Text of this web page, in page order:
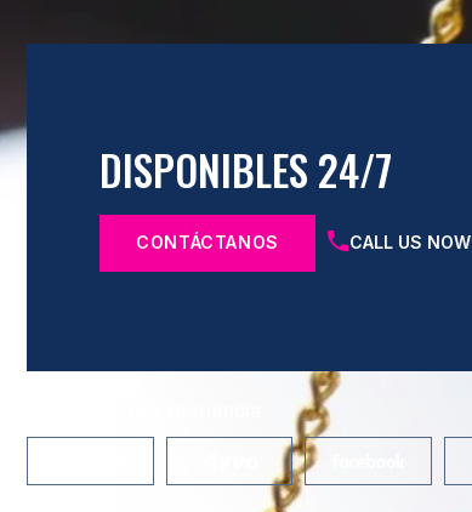
DISPONIBLES 24/7
CONTÁCTANOS CALL US NOW